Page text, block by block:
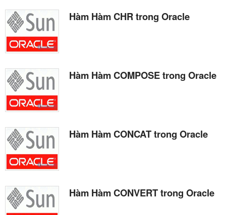
Hàm Hàm CHR trong Oracle
Hàm Hàm COMPOSE trong Oracle
Hàm Hàm CONCAT trong Oracle
Hàm Hàm CONVERT trong Oracle